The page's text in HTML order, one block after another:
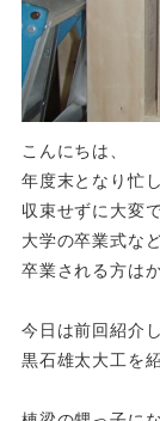
こんにちは、
年度末となり忙
収束せずに大変
大学の卒業式な
卒業される方は
今日は前回紹介
黒石雄太大工を